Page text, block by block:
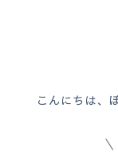
こんにちは、